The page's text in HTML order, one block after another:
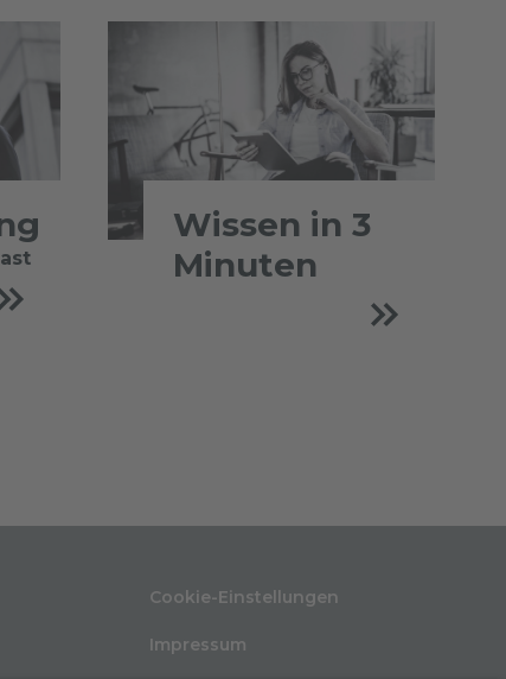
Wissen in 3
Minuten
Cookie-Einstellungen
Impressum